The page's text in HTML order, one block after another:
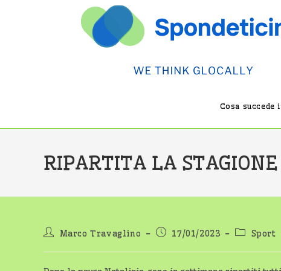
Cosa succede
RIPARTITA LA
AutoreMarco Travaglino
Articolo
17/01/2023
Categoria
Sport